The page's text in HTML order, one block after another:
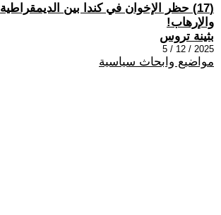
(17) حظر الإخوان في كندا بين الديمقراطية
والإرهاب!
بثينة تروس
2025 / 12 / 5
مواضيع وابحاث سياسية